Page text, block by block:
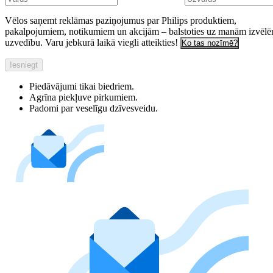
Vēlos saņemt reklāmas paziņojumus par Philips produktiem,
pakalpojumiem, notikumiem un akcijām – balstoties uz manām
uzvedību. Varu jebkurā laikā viegli atteikties! Ko tas nozīmē?
Iesniegt
Piedāvājumi tikai biedriem.
Agrīna piekļuve pirkumiem.
Padomi par veselīgu dzīvesveidu.